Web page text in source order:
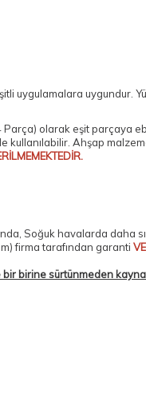
uygulamalara uygundur.
Parça) olarak eşit parçaya
Ahşap
Soğuk havalarda daha
firma tarafından garanti
birine sürtünmeden